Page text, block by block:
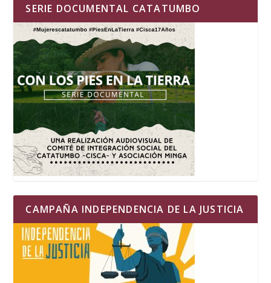
SERIE DOCUMENTAL CATATUMBO
CAMPAÑA INDEPENDENCIA DE LA JUSTICIA